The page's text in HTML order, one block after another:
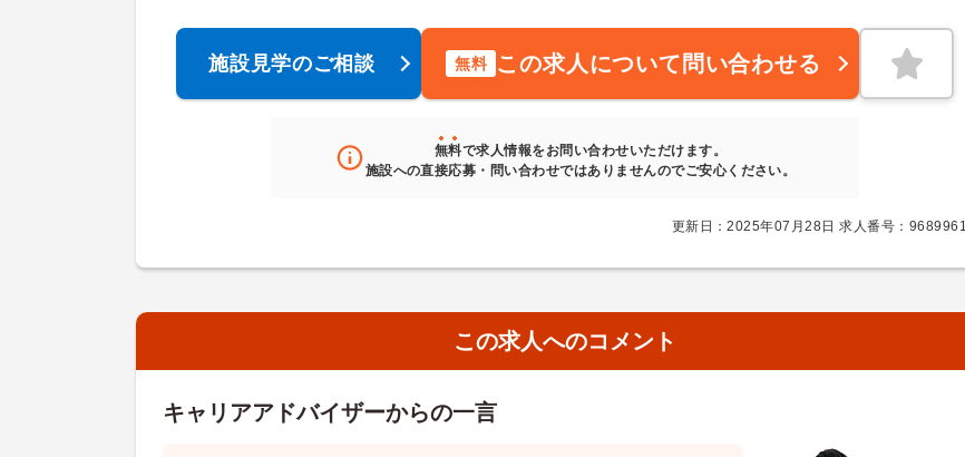
施設見学のご相談 無料 この求人について問い合わせる
無料で求人情報をお問い合わせいただけます。
施設への直接応募・問い合わせではありませんのでご安心ください。
更新日：2025年07月28日 求人番号：9689961
この求人へのコメント
キャリアアドバイザーからの一言